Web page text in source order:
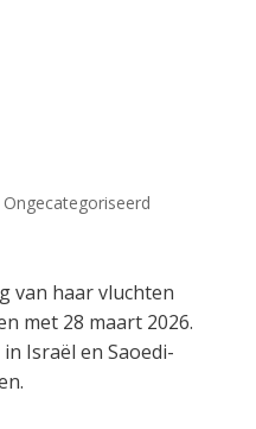
Ongecategoriseerd
van haar vluchten
met 28 maart 2026.
Israël en Saoedi-